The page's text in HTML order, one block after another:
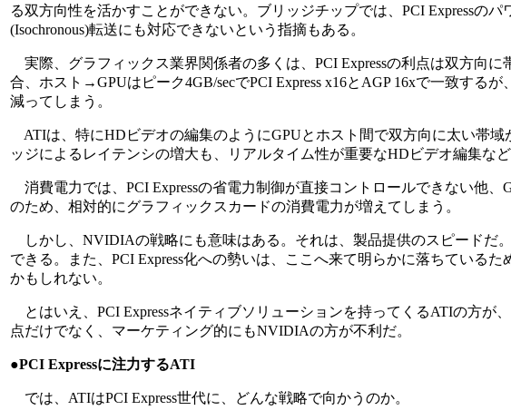
る双方向性を活かすことができない。ブリッジチップでは、PCI Expressの
(Isochronous)転送にも対応できないという指摘もある。
実際、グラフィックス業界関係者の多くは、PCI Expressの利点は双方向
合、ホスト→GPUはピーク4GB/secでPCI Express x16とAGP 16xで一致する
減ってしまう。
ATIは、特にHDビデオの編集のようにGPUとホスト間で双方向に太い帯
ッジによるレイテンシの増大も、リアルタイム性が重要なHDビデオ編集な
消費電力では、PCI Expressの省電力制御が直接コントロールできない他
のため、相対的にグラフィックスカードの消費電力が増えてしまう。
しかし、NVIDIAの戦略にも意味はある。それは、製品提供のスピードだ
できる。また、PCI Express化への勢いは、ここへ来て明らかに落ちている
かもしれない。
とはいえ、PCI Expressネイティブソリューションを持ってくるATIの方が
点だけでなく、マーケティング的にもNVIDIAの方が不利だ。
●PCI Expressに注力するATI
では、ATIはPCI Express世代に、どんな戦略で向かうのか。